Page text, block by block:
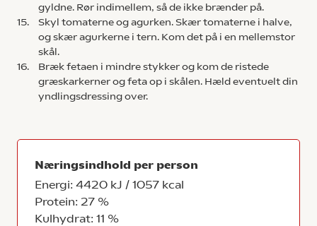
gyldne. Rør indimellem, så de ikke brænder på.
15.
Skyl tomaterne og agurken. Skær tomaterne i halve,
og skær agurkerne i tern. Kom det på i en mellemstor
skål.
16.
Bræk fetaen i mindre stykker og kom de ristede
græskarkerner og feta op i skålen. Hæld eventuelt din
yndlingsdressing over.
Næringsindhold per person
Energi: 4420 kJ / 1057 kcal
Protein: 27 %
Kulhydrat: 11 %